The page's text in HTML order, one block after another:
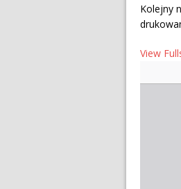
Kolejny
View